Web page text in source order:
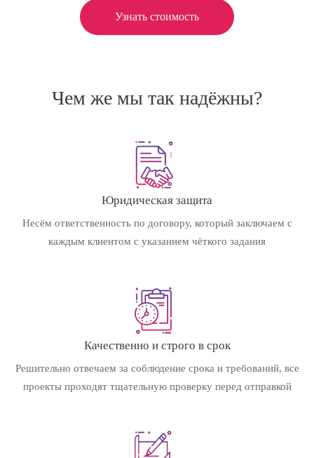
Узнать стоимость
Чем же мы так надёжны?
Юридическая защита
Несём ответственность по договору, который заключаем с
каждым клиентом с указанием чёткого задания
Качественно и строго в срок
Решительно отвечаем за соблюдение срока и требований, все
проекты проходят тщательную проверку перед отправкой